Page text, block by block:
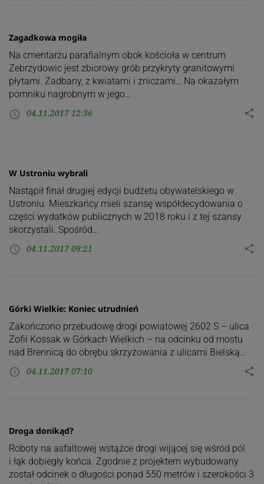
Zagadkowa mogiła
Na cmentarzu parafialnym obok kościoła w centrum
Zebrzydowic jest zbiorowy grób przykryty granitowymi
płytami. Zadbany, z kwiatami i zniczami… Na okazałym
pomniku nagrobnym w jego…
access_time 04.11.2017 12:36 share
W Ustroniu wybrali
Nastąpił finał drugiej edycji budżetu obywatelskiego w
Ustroniu. Mieszkańcy mieli szansę współdecydowania o
części wydatków publicznych w 2018 roku i z tej szansy
skorzystali. Spośród…
access_time 04.11.2017 09:21 share
Górki Wielkie: Koniec utrudnień
Zakończono przebudowę drogi powiatowej 2602 S – ulica
Zofii Kossak w Górkach Wielkich – na odcinku od mostu
nad Brennicą do obrębu skrzyżowania z ulicami Bielską…
access_time 04.11.2017 07:10 share
Droga donikąd?
Roboty na asfaltowej wstążce drogi wijącej się wśród pól
i łąk dobiegły końca. Zgodnie z projektem wybudowany
został odcinek o długości ponad 550 metrów i szerokości 3